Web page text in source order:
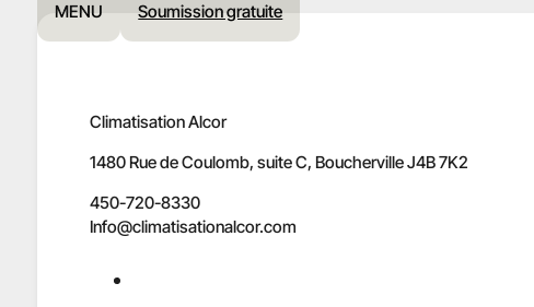
MENU Soumission gratuite
Climatisation Alcor
1480 Rue de Coulomb, suite C, Boucherville J4B 7K2
450-720-8330
Info@climatisationalcor.com